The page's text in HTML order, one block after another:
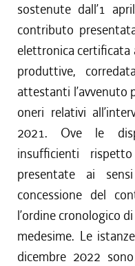
sostenute dall’1
contributo
elettronica certificata
produttive,
attestanti l’avvenuto
oneri relativi
2021. Ove le
insufficienti
presentate ai
concessione del
l’ordine cronologico
medesime. Le
dicembre 2022